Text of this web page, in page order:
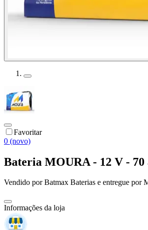
Favoritar
0 (novo)
Bateria MOURA - 12 V -
Vendido porBatmax Baterias e entregue por
Informações da loja